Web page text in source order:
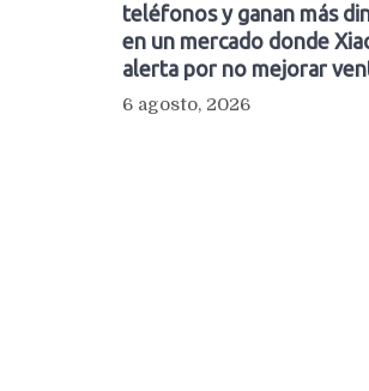
teléfonos y ganan más
en un mercado donde
alerta por no mejorar
6 agosto, 2026